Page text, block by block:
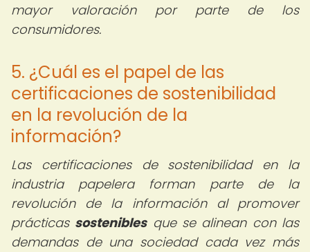
mayor valoración por parte de los
consumidores.
5. ¿Cuál es el papel de las
certificaciones de sostenibilidad
en la revolución de la
información?
Las certificaciones de sostenibilidad en la
industria papelera forman parte de la
revolución de la información al promover
prácticas sosteniblesque se alinean con las
demandas de una sociedad cada vez más